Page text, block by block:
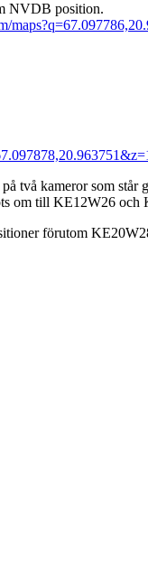
NVDB position.
två kameror som står
om till KE12W26 och
förutom